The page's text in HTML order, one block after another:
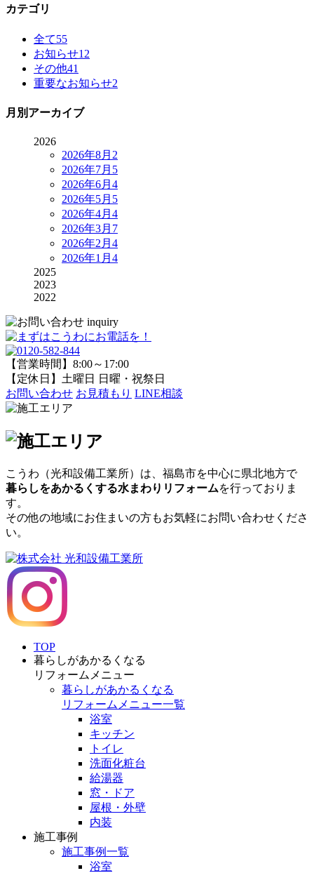
カテゴリ
全て55
お知らせ12
その他41
重要なお知らせ2
月別アーカイブ
2026
2026年8月 2
2026年7月 5
2026年6月 4
2026年5月 5
2026年4月 4
2026年3月 7
2026年2月 4
2026年1月 4
2025
2023
2022
【営業時間】8:00～17:00
【定休日】土曜日 日曜・祝祭日
お問い合わせ お見積もり LINE相談
こうわ（光和設備工業所） は、福島市を中心に県北地方で
暮らしをあかるくする水まわりリフォームを行っておりま
す。
その他の地域にお住まいの方もお気軽にお問い合わせくださ
い。
TOP
暮らしがあかるくなる
リフォームメニュー
暮らしがあかるくなる
リフォームメニュー一覧
浴室
キッチン
トイレ
洗面化粧台
給湯器
窓・ドア
屋根・外壁
内装
施工事例
施工事例一覧
浴室